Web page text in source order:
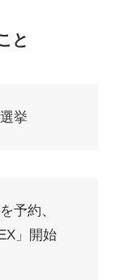
と
挙
予約、
」開始